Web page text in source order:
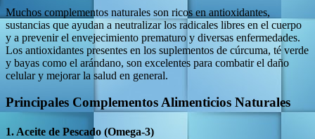
Muchos complementos naturales son ricos en antioxidantes,
sustancias que ayudan a neutralizar los radicales libres en el cuerpo
y a prevenir el envejecimiento prematuro y diversas enfermedades.
Los antioxidantes presentes en los suplementos de cúrcuma, té verde
y bayas como el arándano, son excelentes para combatir el daño
celular y mejorar la salud en general.
Principales Complementos Alimenticios Naturales
1. Aceite de Pescado (Omega-3)